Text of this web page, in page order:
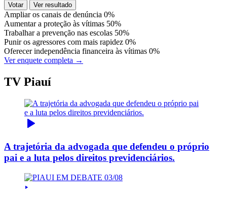
Votar Ver resultado
Ampliar os canais de denúncia 0%
Aumentar a proteção às vítimas 50%
Trabalhar a prevenção nas escolas 50%
Punir os agressores com mais rapidez 0%
Oferecer independência financeira às vítimas 0%
Ver enquete completa →
TV Piauí
A trajetória da advogada que defendeu o próprio
pai e a luta pelos direitos previdenciários.